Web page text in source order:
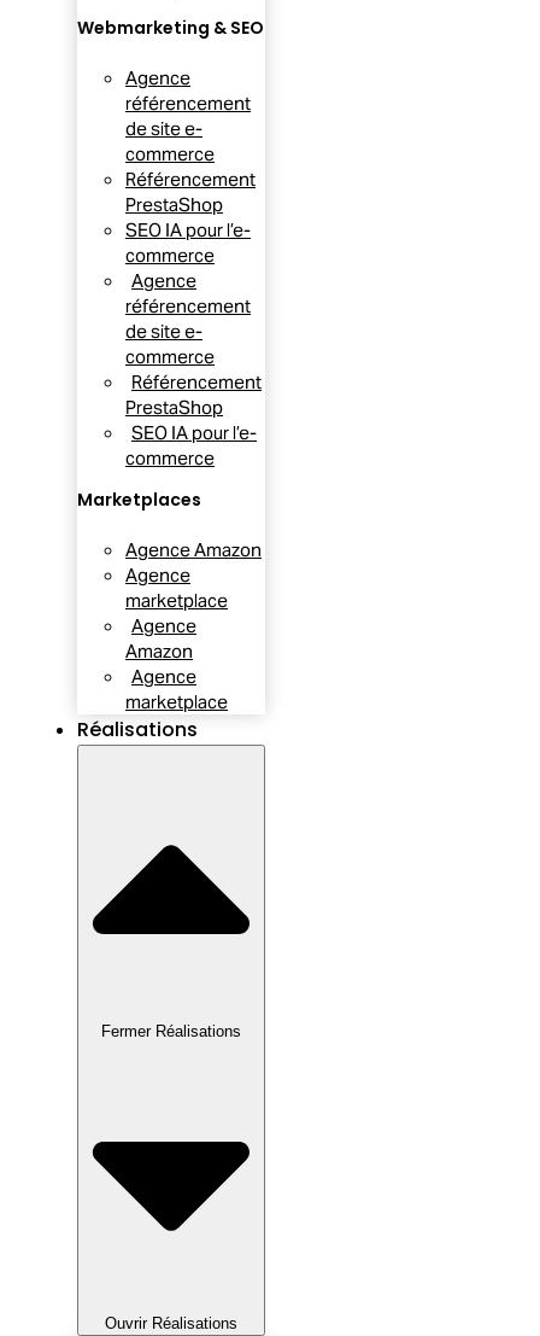
Webmarketing & SEO
Agence
référencement
de site e-
commerce
Référencement
PrestaShop
SEO IA pour l’e-
commerce
Agence
référencement
de site e-
commerce
Référencement
PrestaShop
SEO IA pour l’e-
commerce
Marketplaces
Agence Amazon
Agence
marketplace
Agence
Amazon
Agence
marketplace
Réalisations
Fermer Réalisations
Ouvrir Réalisations